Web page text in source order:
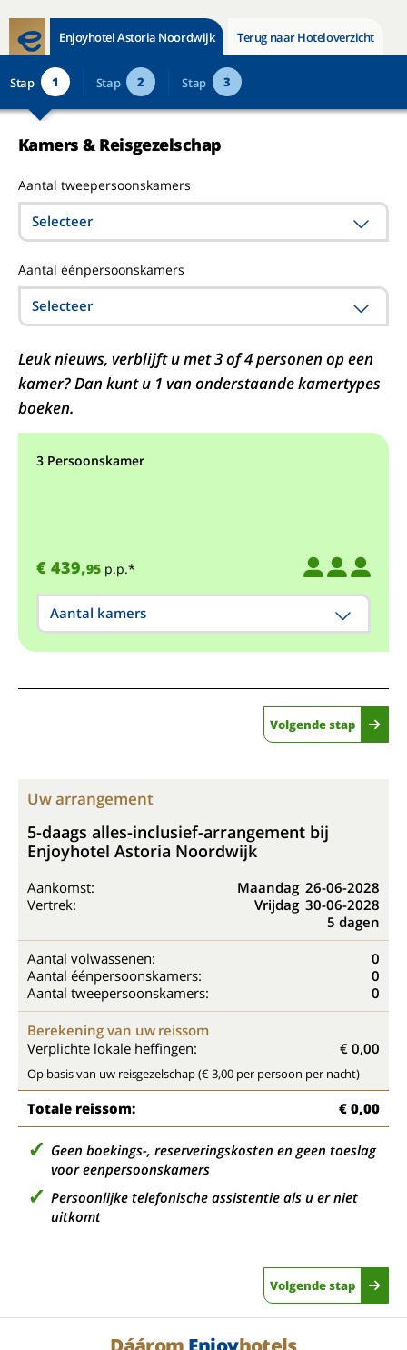
Enjoyhotel Astoria Noordwijk Terug naar Hoteloverzicht
Stap 1 Stap 2 Stap 3
Kamers & Reisgezelschap
Aantal tweepersoonskamers
Selecteer
Aantal éénpersoonskamers
Selecteer
Leuk nieuws, verblijft u met 3 of 4 personen op een
kamer? Dan kunt u 1 van onderstaande kamertypes
boeken.
3 Persoonskamer
€ 439,95 p.p.*
Aantal kamers
Volgende stap
Uw arrangement
5-daags alles-inclusief-arrangement bij
Enjoyhotel Astoria Noordwijk
Aankomst: Maandag 26-06-2028
Vertrek:
Vrijdag 30-06-2028
5 dagen
Aantal volwassenen:
0
Aantal éénpersoonskamers:
0
Aantal tweepersoonskamers:
0
Berekening van uw reissom
Verplichte lokale heffingen:
€ 0,00
Op basis van uw reisgezelschap (€ 3,00 per persoon per nacht)
Totale reissom: € 0,00
Geen boekings-, reserveringskosten en geen toeslag
voor eenpersoonskamers
Persoonlijke telefonische assistentie als u er niet
uitkomt
Volgende stap